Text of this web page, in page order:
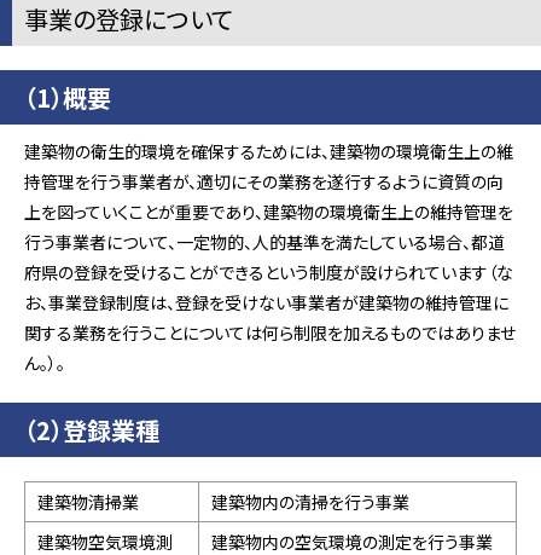
事業の登録について
（1）概要
建築物の衛生的環境を確保するためには、建築物の環境衛生上の維
持管理を行う事業者が、適切にその業務を遂行するように資質の向
上を図っていくことが重要であり、建築物の環境衛生上の維持管理を
行う事業者について、一定物的、人的基準を満たしている場合、都道
府県の登録を受けることができるという制度が設けられています（な
お、事業登録制度は、登録を受けない事業者が建築物の維持管理に
関する業務を行うことについては何ら制限を加えるものではありませ
ん。）。
（2）登録業種
建築物清掃業
建築物内の清掃を行う事業
建築物空気環境測
建築物内の空気環境の測定を行う事業